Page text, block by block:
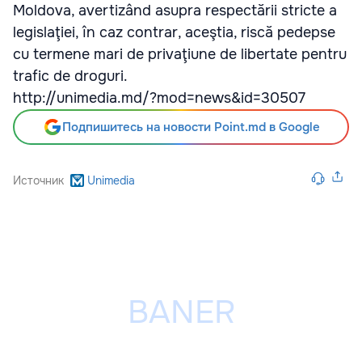
Moldova, avertizând asupra respectării stricte a
legislaţiei, în caz contrar, aceştia, riscă pedepse
cu termene mari de privaţiune de libertate pentru
trafic de droguri.
http://unimedia.md/?mod=news&id=30507
Подпишитесь на новости Point.md в Google
Источник Unimedia